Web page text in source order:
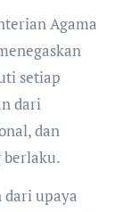
Agama
setiap
dari
dan
berlaku.
dari upaya